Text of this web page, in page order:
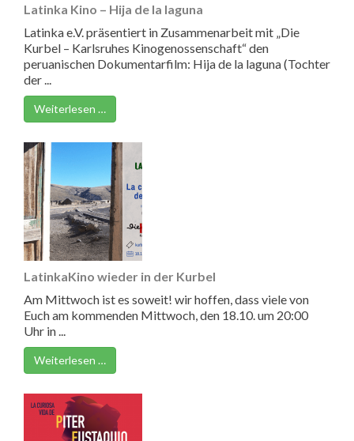
Latinka Kino – Hija de la laguna
Latinka e.V. präsentiert in Zusammenarbeit mit „Die
Kurbel – Karlsruhes Kinogenossenschaft“ den
peruanischen Dokumentarfilm: Hija de la laguna (Tochter
der ...
Weiterlesen …
LatinkaKino wieder in der Kurbel
Am Mittwoch ist es soweit! wir hoffen, dass viele von
Euch am kommenden Mittwoch, den 18.10. um 20:00
Uhr in ...
Weiterlesen …